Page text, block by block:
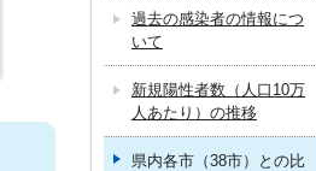
過去の感染者の情報につ
いて
新規陽性者数（人口10万
人あたり）の推移
県内各市（38市）との比